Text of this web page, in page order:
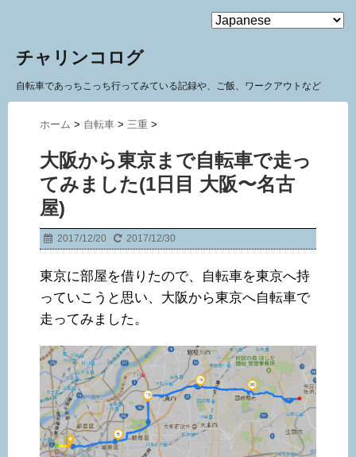
MENU
チャリンコログ
自転車であっちこっち行ってみている記録や、ご飯、ワークアウトなど
ホーム > 自転車 > 三重 >
大阪から東京まで自転車で走っ
てみました(1日目 大阪〜名古
屋)
2017/12/20 2017/12/30
東京に部屋を借りたので、自転車を東京へ持
っていこうと思い、大阪から東京へ自転車で
走ってみました。